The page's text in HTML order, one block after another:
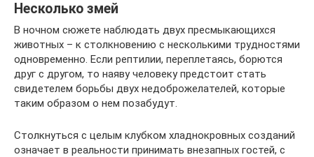
Несколько змей
В ночном сюжете наблюдать двух пресмыкающихся
животных – к столкновению с несколькими трудностями
одновременно. Если рептилии, переплетаясь, борются
друг с другом, то наяву человеку предстоит стать
свидетелем борьбы двух недоброжелателей, которые
таким образом о нем позабудут.
Столкнуться с целым клубком хладнокровных созданий
означает в реальности принимать внезапных гостей, с